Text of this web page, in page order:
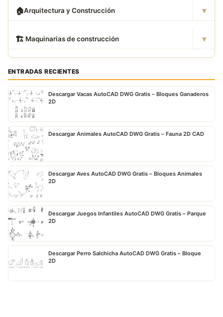
🏠Arquitectura y Construcción ▾
🏗 ️ Maquinarias de construcción ▾
ENTRADAS RECIENTES
Descargar Vacas AutoCAD DWG Gratis – Bloques Ganaderos
2D
Descargar Animales AutoCAD DWG Gratis – Fauna 2D CAD
Descargar Aves AutoCAD DWG Gratis – Bloques Animales
2D
Descargar Juegos Infantiles AutoCAD DWG Gratis – Parque
2D
Descargar Perro Salchicha AutoCAD DWG Gratis – Bloque
2D